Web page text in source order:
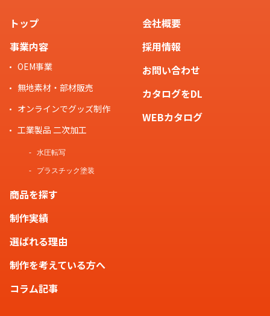
トップ
事業内容
OEM事業
無地素材・部材販売
オンラインでグッズ制作
工業製品 二次加工
水圧転写
プラスチック塗装
商品を探す
制作実績
選ばれる理由
制作を考えている方へ
コラム記事
会社概要
採用情報
お問い合わせ
カタログをDL
WEBカタログ